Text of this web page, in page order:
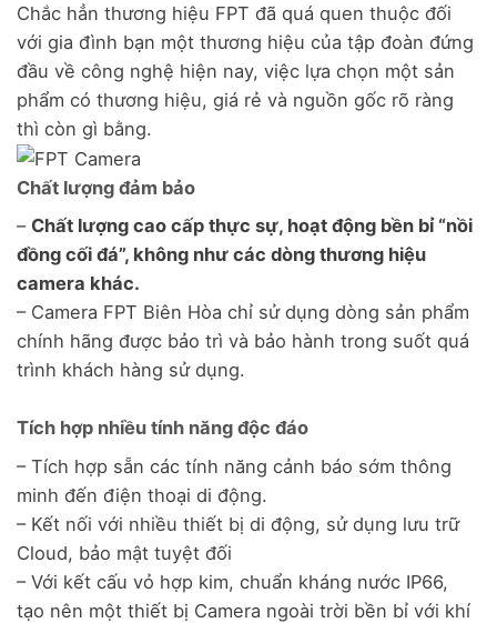
Chắc hẳn thương hiệu FPT đã quá quen thuộc đối
với gia đình bạn một thương hiệu của tập đoàn đứng
đầu về công nghệ hiện nay, việc lựa chọn một sản
phẩm có thương hiệu, giá rẻ và nguồn gốc rõ ràng
thì còn gì bằng.
Chất lượng đảm bảo
– Chất lượng cao cấp thực sự, hoạt động bền bỉ “nồi
đồng cối đá”, không như các dòng thương hiệu
camera khác.
– Camera FPT Biên Hòa chỉ sử dụng dòng sản phẩm
chính hãng được bảo trì và bảo hành trong suốt quá
trình khách hàng sử dụng.
Tích hợp nhiều tính năng độc đáo
– Tích hợp sẵn các tính năng cảnh báo sớm thông
minh đến điện thoại di động.
– Kết nối với nhiều thiết bị di động, sử dụng lưu trữ
Cloud, bảo mật tuyệt đối
– Với kết cấu vỏ hợp kim, chuẩn kháng nước IP66,
tạo nên một thiết bị Camera ngoài trời bền bỉ với khí